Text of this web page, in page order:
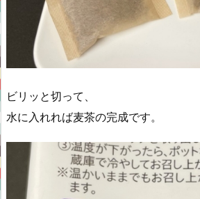
ビリッと切って、
水に入れれば麦茶の完成です。